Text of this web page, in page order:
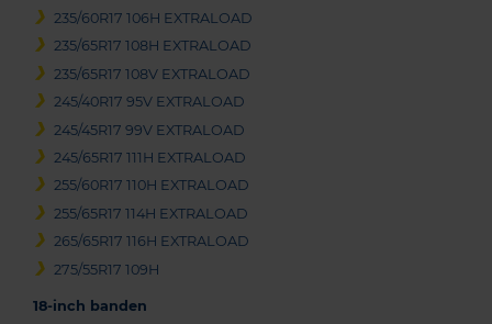
235/60R17 106H EXTRALOAD
235/65R17 108H EXTRALOAD
235/65R17 108V EXTRALOAD
245/40R17 95V EXTRALOAD
245/45R17 99V EXTRALOAD
245/65R17 111H EXTRALOAD
255/60R17 110H EXTRALOAD
255/65R17 114H EXTRALOAD
265/65R17 116H EXTRALOAD
275/55R17 109H
18-inch banden